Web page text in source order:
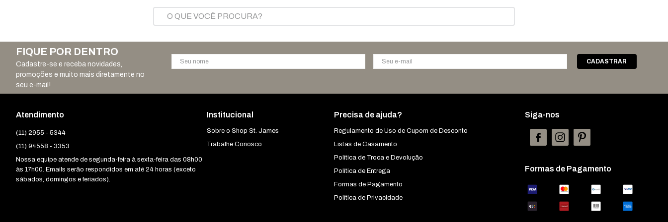
O QUE VOCÊ PROCURA?
FIQUE POR DENTRO
Cadastre-se e receba novidades,
promoções e muito mais diretamente no
seu e-mail!
Atendimento
(11) 2955 - 5344
(11) 94558 - 3353
Nossa equipe atende de segunda-feira à sexta-feira das 08h00
às 17h00. Emails serão respondidos em até 24 horas (exceto
sábados, domingos e feriados).
Institucional
Sobre o Shop St. James
Trabalhe Conosco
Precisa de ajuda?
Regulamento de Uso de Cupom de Desconto
Listas de Casamento
Política de Troca e Devolução
Política de Entrega
Formas de Pagamento
Política de Privacidade
Siga-nos
Formas de Pagamento